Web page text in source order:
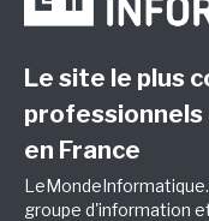
Le site le plus
professionnels
en France
groupe d'information